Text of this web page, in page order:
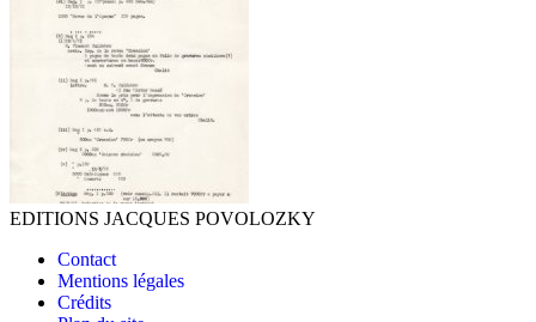
EDITIONS JACQUES POVOLOZKY
Contact
Mentions légales
Crédits